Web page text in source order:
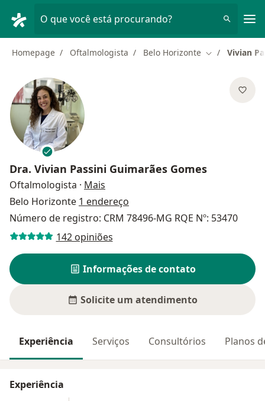
O que você está procurando?
Homepage Oftalmologista Belo Horizonte Mudar de
Vivian
Dra. Vivian Passini Guimarães Gomes
Oftalmologista · Mais
Belo Horizonte 1 endereço
Número de registro: CRM 78496-MG RQE Nº: 53470
142 opiniões
Informações de contato
Solicite um atendimento
Experiência Serviços Consultórios Planos
Experiência